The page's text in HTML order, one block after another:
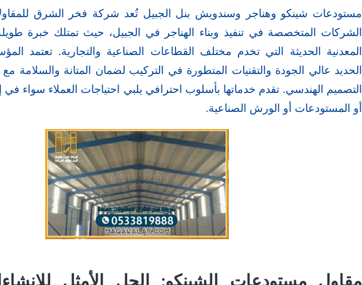
مستودعات شينكو وهناجر وسندويش بنل الجبيل تُعد شركة فخر الشرق
الشركات المتخصصة في تنفيذ وبناء الهناجر في الجبيل، حيث تمتلك خبرة
المعدنية الحديثة التي تخدم مختلف القطاعات الصناعية والتجارية. تعتمد
الحديد عالي الجودة والتقنيات المتطورة في التركيب لضمان المتانة والسلامة مع
التصميم الهندسي. تقدم خدماتها بأسلوب احترافي يلبي احتياجات العملاء سواء في
أو المستودعات أو الورش الصناعية.
مقاول مستودعات الشينكو: الحل الأمثل